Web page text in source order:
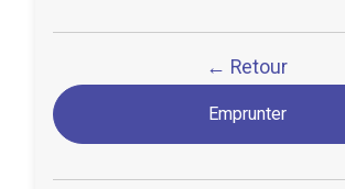
← Retour
Emprunter